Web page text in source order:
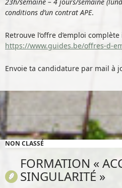
conditions d’un contrat APE.
Retrouve l’offre d’emploi complète
https://www.guides.be/offres-d-
Envoie ta candidature par mail à
NON CLASSÉ
FORMATION «
SINGULARITÉ »